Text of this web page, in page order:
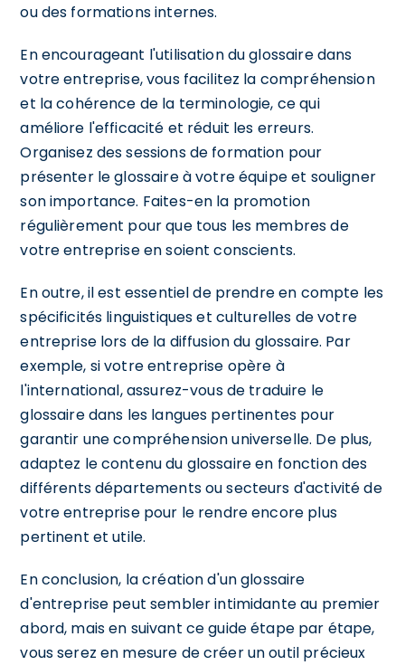
ou des formations internes.
En encourageant l'utilisation du glossaire dans
votre entreprise, vous facilitez la compréhension
et la cohérence de la terminologie, ce qui
améliore l'efficacité et réduit les erreurs.
Organisez des sessions de formation pour
présenter le glossaire à votre équipe et souligner
son importance. Faites-en la promotion
régulièrement pour que tous les membres de
votre entreprise en soient conscients.
En outre, il est essentiel de prendre en compte les
spécificités linguistiques et culturelles de votre
entreprise lors de la diffusion du glossaire. Par
exemple, si votre entreprise opère à
l'international, assurez-vous de traduire le
glossaire dans les langues pertinentes pour
garantir une compréhension universelle. De plus,
adaptez le contenu du glossaire en fonction des
différents départements ou secteurs d'activité de
votre entreprise pour le rendre encore plus
pertinent et utile.
En conclusion, la création d'un glossaire
d'entreprise peut sembler intimidante au premier
abord, mais en suivant ce guide étape par étape,
vous serez en mesure de créer un outil précieux